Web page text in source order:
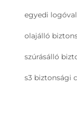
egyedi
olajálló
szúrásálló
s3 biztonsági